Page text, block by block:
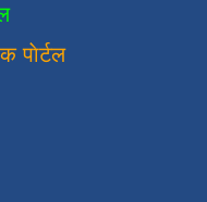
पाेर्टल